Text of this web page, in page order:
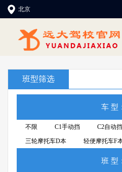
北京
班型筛选
车 型
不限 C1手动挡 C2自动挡
三轮摩托车D本
轻便摩托车F
班 型